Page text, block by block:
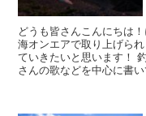
どうも皆さんこんにちは
海オンエアで取り上げら
ていきたいと思います！
さんの歌などを中心に書い